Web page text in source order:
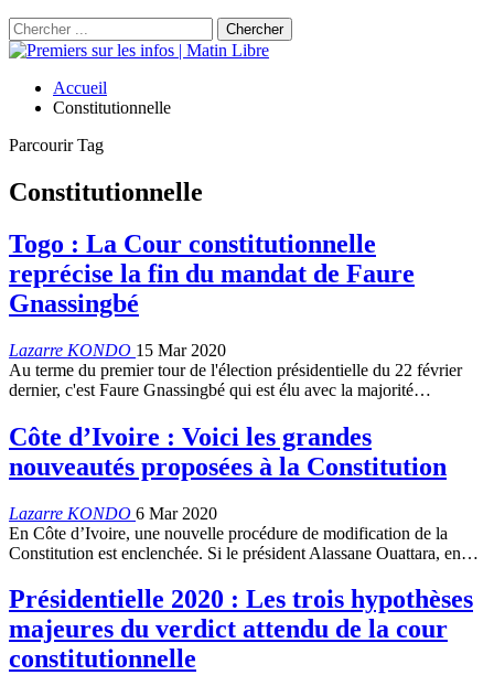
Accueil
Constitutionnelle
Parcourir Tag
Constitutionnelle
Togo : La Cour constitutionnelle
reprécise la fin du mandat de Faure
Gnassingbé
Lazarre KONDO 15 Mar 2020
Au terme du premier tour de l'élection présidentielle du 22 février
dernier, c'est Faure Gnassingbé qui est élu avec la majorité…
Côte d’Ivoire : Voici les grandes
nouveautés proposées à la Constitution
Lazarre KONDO 6 Mar 2020
En Côte d’Ivoire, une nouvelle procédure de modification de la
Constitution est enclenchée. Si le président Alassane Ouattara, en…
Présidentielle 2020 : Les trois hypothèses
majeures du verdict attendu de la cour
constitutionnelle